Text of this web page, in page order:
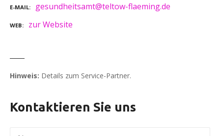
E-MAIL gesundheitsamt@teltow-flaeming.de
WEB zur Website
Hinweis: Details zum Service-Partner.
Kontaktieren Sie uns